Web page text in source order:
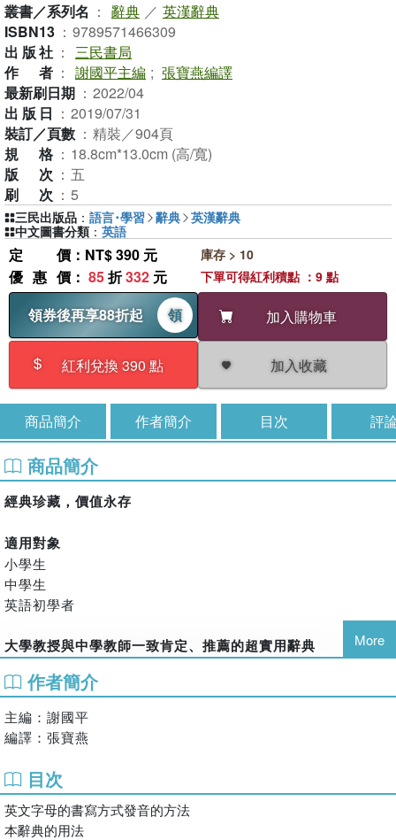
叢書／系列名 ： 辭典 ／ 英漢辭典
ISBN13 ： 9789571466309
出版社 ： 三民書局
作者 ： 謝國平主編 ; 張寶燕編譯
最新刷日期 ： 2022/04
出版日 ： 2019/07/31
裝訂／頁數 ： 精裝／904頁
規格 ： 18.8cm*13.0cm (高/寬)
版次 ： 五
刷次 ： 5
定價 ：NT$ 390 元
優惠價 ： 85折332 元
領券後再享88折起
領 加入購物車
紅利兌換 390 點 加入收藏
庫存 > 10
下單可得紅利積點 ：9 點
三民出版品 ： 語言･學習 辭典 英漢辭典
中文圖書分類 ： 英語
商品簡介 作者簡介 目次 評
商品簡介
經典珍藏，價值永存
適用對象
小學生
中學生
英語初學者
大學教授與中學教師一致肯定、推薦的超實用辭典
字義簡明扼要，文法說明淺顯易懂
手繪插圖趣味可愛，提升閱讀興趣
闢有參考和印象專欄，擴充字彙知識
列舉豐富的例句和會話，讓學習更徹底
補充片語、同義字、反義字以及相關語
附有21世紀風雲詞彙，讓學習英語與時俱進
採用套色設計，版面易讀，重點標示一目了然
More
作者簡介
主編：謝國平
編譯：張寶燕
目次
英文字母的書寫方式發音的方法
本辭典的用法